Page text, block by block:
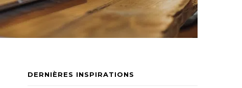
DERNIÈRES INSPIRATIONS